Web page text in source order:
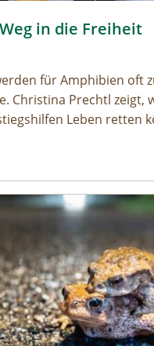
in die Freiheit
für Amphibien oft
Christina Prechtl zeigt,
Leben retten
zur Falle wird